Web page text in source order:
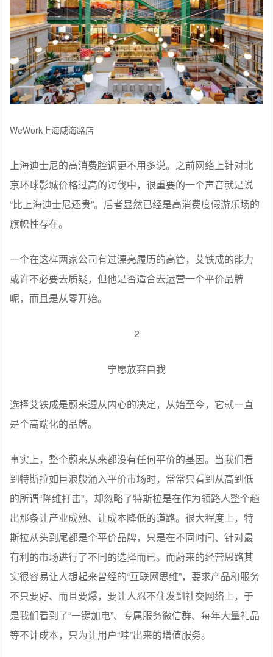
WeWork上海威海路店
上海迪士尼的高消费腔调更不用多说。之前网络上针对北
京环球影城价格过高的讨伐中，很重要的一个声音就是说
“比上海迪士尼还贵”。后者显然已经是高消费度假游乐场的
旗帜性存在。
一个在这样两家公司有过漂亮履历的高管，艾铁成的能力
或许不必要去质疑，但他是否适合去运营一个平价品牌
呢，而且是从零开始。
2
宁愿放弃自我
选择艾铁成是蔚来遵从内心的决定，从始至今，它就一直
是个高端化的品牌。
事实上，整个蔚来从来都没有任何平价的基因。当我们看
到特斯拉如巨浪般涌入平价市场时，常常只看到从高到低
的所谓“降维打击”，却忽略了特斯拉是在作为领路人整个趟
出那条让产业成熟、让成本降低的道路。很大程度上，特
斯拉从头到尾都是个平价品牌，只是在不同时间、针对最
有利的市场进行了不同的选择而已。而蔚来的经营思路其
实很容易让人想起来曾经的“互联网思维”，要求产品和服务
不只要好、而且要爆，要让人忍不住发到社交网络上，于
是我们看到了“一键加电”、专属服务微信群、每年大量礼品
等不计成本，只为让用户“哇”出来的增值服务。